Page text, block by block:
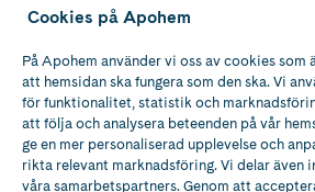
Ladda ner vår app
Apotek med tillstånd
av Läkemedelsverket
Cookies på Apohem
På Apohem använder vi oss av cookies som
att hemsidan ska fungera som den ska. Vi
för funktionalitet, statistik och
att följa och analysera beteenden på vår
ge en mer personaliserad upplevelse och
rikta relevant marknadsföring. Vi delar även
våra samarbetspartners. Genom att